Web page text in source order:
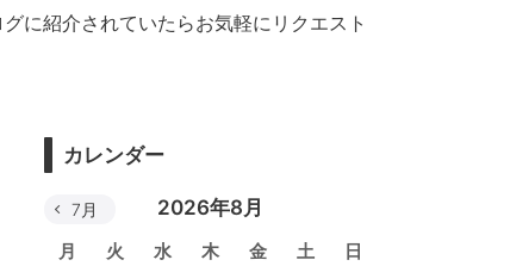
に紹介されていたらお気軽にリクエスト
カレンダー
2026年8月
月 火 水 木 金 土 日
7月